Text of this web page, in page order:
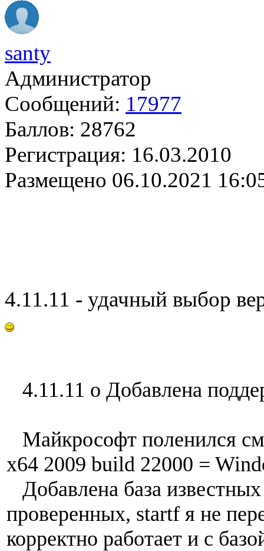
santy
Администратор
Сообщений: 17977
Баллов: 28762
Регистрация: 16.03.2010
Размещено 06.10.2021
4.11.11 - удачный выбор
4.11.11 o Добавлена
Майкрософт поленился
x64 2009 build 22000 =
Добавлена база
проверенных, startf я не
корректно работает и с